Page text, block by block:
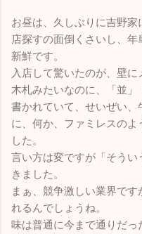
お昼は、久しぶりに吉野家
店探すの面倒くさいし、
新鮮です。
入店して驚いたのが、壁に
木札みたいなのに、「並
書かれていて、せいぜい
に、何か、ファミレスの
した。
言い方は変ですが「そうい
きました。
まぁ、競争激しい業界で
れるんでしょうね。
味は普通に今まで通りだ